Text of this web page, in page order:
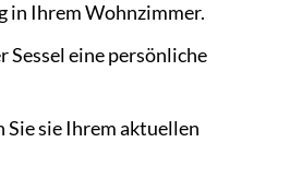
in Ihrem Wohnzimmer.
Sessel eine persönliche
Sie sie Ihrem aktuellen